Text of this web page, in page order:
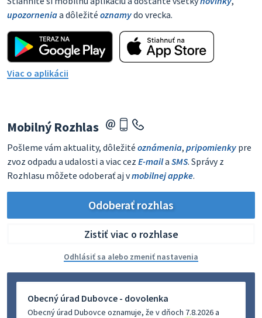
upozorneniaa dôležité oznamydo vrecka.
Viac o aplikácii
Mobilný Rozhlas
Pošleme vám aktuality, dôležité oznámenia, pripomienky pre
zvoz odpadu a udalosti a viac cez E-maila SMS. Správy z
Rozhlasu môžete odoberať aj vmobilnej appke.
Odoberať rozhlas
Zistiť viac o rozhlase
Odhlásiť sa alebo zmeniť nastavenia
Obecný úrad Dubovce - dovolenka
Obecný úrad Dubovce oznamuje, že v dňoch 7.8.2026 a